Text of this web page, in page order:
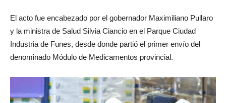
El acto fue encabezado por el gobernador Maximiliano Pullaro
y la ministra de Salud Silvia Ciancio en el Parque Ciudad
Industria de Funes, desde donde partió el primer envío del
denominado Módulo de Medicamentos provincial.